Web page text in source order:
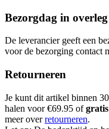
Bezorgdag in
De leverancier geeft een
voor de bezorging contact
Retourneren
Je kunt dit artikel binnen
halen voor €69.95 ofgratis
meer overretourneren.